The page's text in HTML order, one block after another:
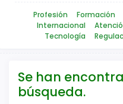
Profesión Formación
Internacional
Tecnología
Se han
búsqueda.